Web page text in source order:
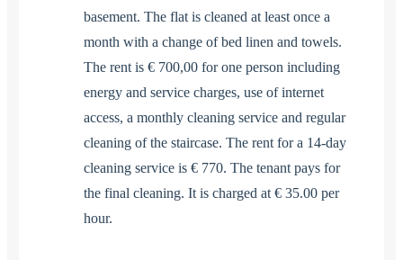
basement. The flat is cleaned at least once a
month with a change of bed linen and towels.
The rent is € 700,00 for one person including
energy and service charges, use of internet
access, a monthly cleaning service and regular
cleaning of the staircase. The rent for a 14-day
cleaning service is € 770. The tenant pays for
the final cleaning. It is charged at € 35.00 per
hour.